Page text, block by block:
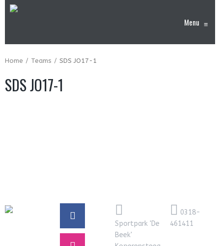
Menu ≡
Home Teams SDS JO17-1
SDS JO17-1
Sportpark 'De
Beek'
0318-
461411